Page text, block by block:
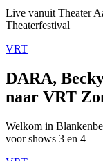
Live vanuit Theater
Theaterfestival
VRT
DARA,
naar VRT
Welkom in
voor shows 3 en 4